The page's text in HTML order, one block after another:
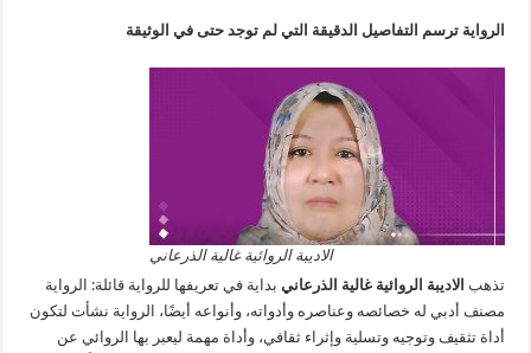
الرواية ترسم التفاصيل الدقيقة التي لم توجد حتى في الوثيقة
الاديبة الروائية غالية الذرعاني
تذهب الاديبة الروائية غالية الذرعاني بداية في تعريفها للرواية قائلة: الرواية
مصنف أدبي له خصائصه وعناصره وأدواته، وأنواعه أيضًا، الرواية نشأت لتكون
أداة تثقيف وتوجيه وتسلية وإثراء ثقافي، وأداة مهمة ليعبر بها الروائي عن